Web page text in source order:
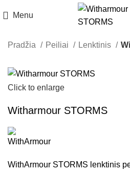
Menu
Pradžia Peiliai Lenktinis
Click to enlarge
Witharmour STORMS
WithArmour STORMS lenktinis